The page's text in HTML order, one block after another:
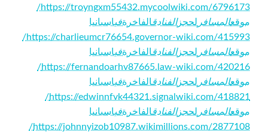
https://troyngxm55432.mycoolwiki.com/6796173/
موقعالمسافر لحجزالفنادقالفاخرةفياسبانيا
https://charlieumcr76654.governor-wiki.com/415993/
موقعالمسافر لحجزالفنادقالفاخرةفياسبانيا
https://fernandoarhv87665.law-wiki.com/420216/
موقعالمسافر لحجزالفنادقالفاخرةفياسبانيا
https://edwinnfvk44321.signalwiki.com/418821/
موقعالمسافر لحجزالفنادقالفاخرةفياسبانيا
https://johnnyizob10987.wikimillions.com/2877108/